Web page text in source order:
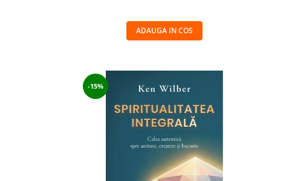
ADAUGA IN COS
-15%